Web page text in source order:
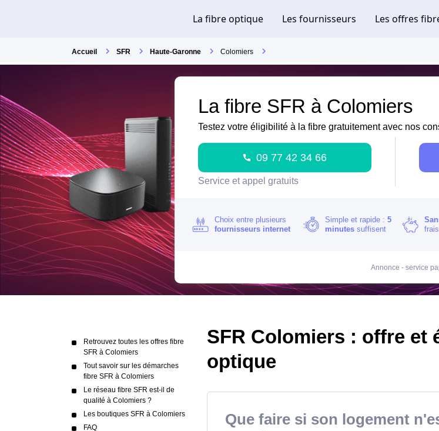
Accueil SFR Haute-Garonne Colomiers
La fibre SFR à Colomiers
Testez votre éligibilité à la fibre gratuitement avec nos
09 77 42 34 66
Service et appel gratuits
Choix entre plusieurs
fournisseurs internet
Simple et rapide :5
minutes suffisent
Annonce - service
Retrouvez toutes les offres fibre
SFR à Colomiers
Tout savoir sur les démarches
fibre SFR à Colomiers
Le réseau fibre SFR est-il de
qualité à Colomiers ?
Les boutiques SFR à Colomiers
FAQ
SFR Colomiers : offre et
optique
Que faire si son logement